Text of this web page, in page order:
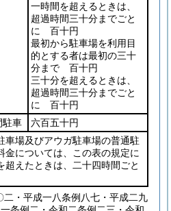
一時間を超えるときは、
超過時間三十分までごと
に 百十円
最初から駐車場を利用目
的とする者は最初の三十
分まで 百十円
三十分を超えるときは、
超過時間三十分までごと
に 百十円
駐車
六百五十円
場及びアウガ駐車場の普通駐
金については、この表の規定に
超えたときは、二十四時間ごと
二・平成一八条例八七・平成二九